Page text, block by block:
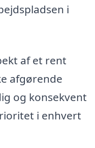
i
af et rent
afgørende
og konsekvent
i enhvert